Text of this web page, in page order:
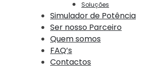
Soluções
Simulador de Potência
Ser nosso Parceiro
Quem somos
FAQ’s
Contactos